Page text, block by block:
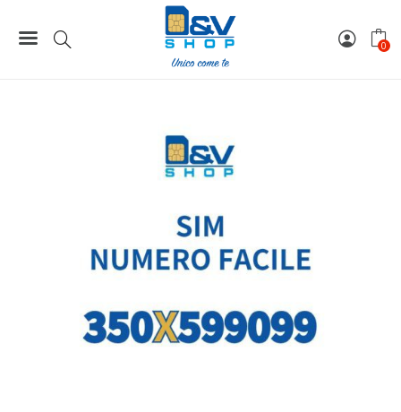
0
SIM Kena Mobile Numero Facile 350X599099 Da Attivare